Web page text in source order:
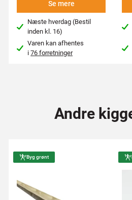
Se mere
Næste hverdag (Bestil
inden kl. 16)
Varen kan afhentes
i76 forretninger
Andre
Byg grønt